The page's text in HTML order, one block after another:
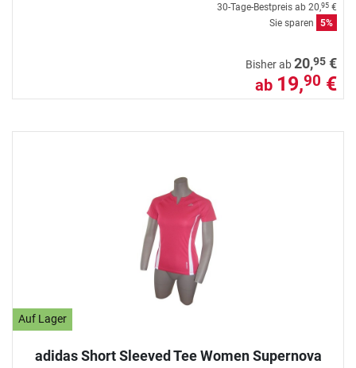
30-Tage-Bestpreis ab 20,95 €
Sie sparen
5%
Bisher ab20,95 €
ab 19,90 €
Auf Lager
adidas Short Sleeved Tee Women Supernova